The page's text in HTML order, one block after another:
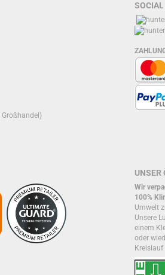
Großhandel)
UNSER
Wir
100%
Umwelt
Unsere
einem
oder
Kreislauf